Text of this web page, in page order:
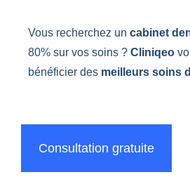
Vous recherchez un cabinet
80% sur vos soins ? Cliniqeo
bénéficier des meilleurs soins
Consultation gratuite